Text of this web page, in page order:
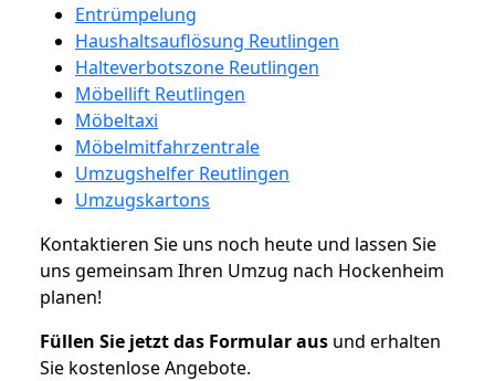
Entrümpelung
Haushaltsauflösung Reutlingen
Halteverbotszone Reutlingen
Möbellift Reutlingen
Möbeltaxi
Möbelmitfahrzentrale
Umzugshelfer Reutlingen
Umzugskartons
Kontaktieren Sie uns noch heute und lassen Sie
uns gemeinsam Ihren Umzug nach Hockenheim
planen!
Füllen Sie jetzt das Formular aus und erhalten
Sie kostenlose Angebote.